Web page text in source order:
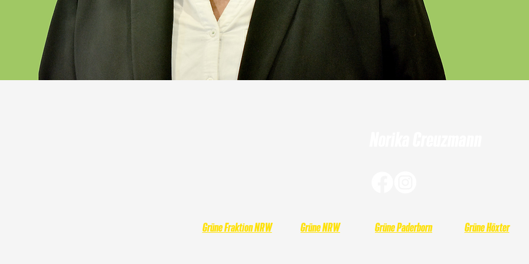
Grüne Höxter
Grüne Fraktion NRW Grüne NRW Grüne Paderborn